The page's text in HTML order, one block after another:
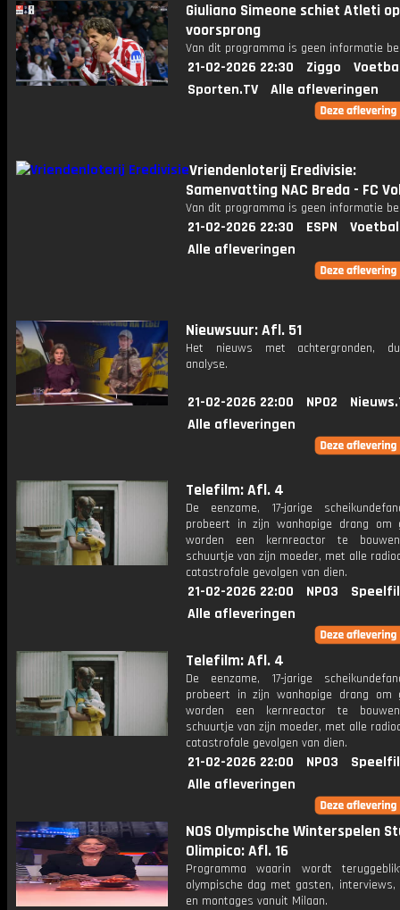
Giuliano Simeone schiet Atleti op
voorsprong
Van dit programma is geen informatie
21-02-2026 22:30 Ziggo
Sporten.TV
Alle afleveringen
Vriendenloterij Eredivisie:
Samenvatting NAC Breda - FC
Van dit programma is geen informatie
21-02-2026 22:30 ESPN
Alle afleveringen
Nieuwsuur: Afl. 51
Het nieuws met achtergronden,
analyse.
21-02-2026 22:00 NPO2
Alle afleveringen
Telefilm: Afl. 4
De eenzame, 17-jarige
probeert in zijn wanhopige drang om
worden een kernreactor te
schuurtje van zijn moeder, met alle
catastrofale gevolgen van dien.
21-02-2026 22:00 NPO3
Alle afleveringen
Telefilm: Afl. 4
De eenzame, 17-jarige
probeert in zijn wanhopige drang om
worden een kernreactor te
schuurtje van zijn moeder, met alle
catastrofale gevolgen van dien.
21-02-2026 22:00 NPO3
Alle afleveringen
NOS Olympische Winterspelen
Olimpico: Afl. 16
Programma waarin wordt
olympische dag met gasten,
en montages vanuit Milaan.